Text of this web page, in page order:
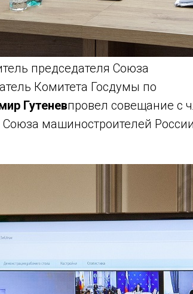
председателя Союза
Комитета Госдумы по
Гутеневпровел совещание с
машиностроителей